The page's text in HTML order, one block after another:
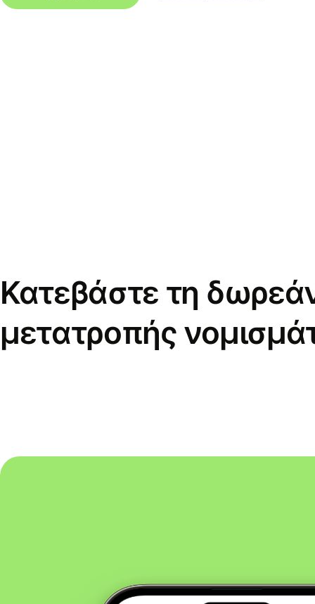
Κατεβάστε τη
μετατροπής